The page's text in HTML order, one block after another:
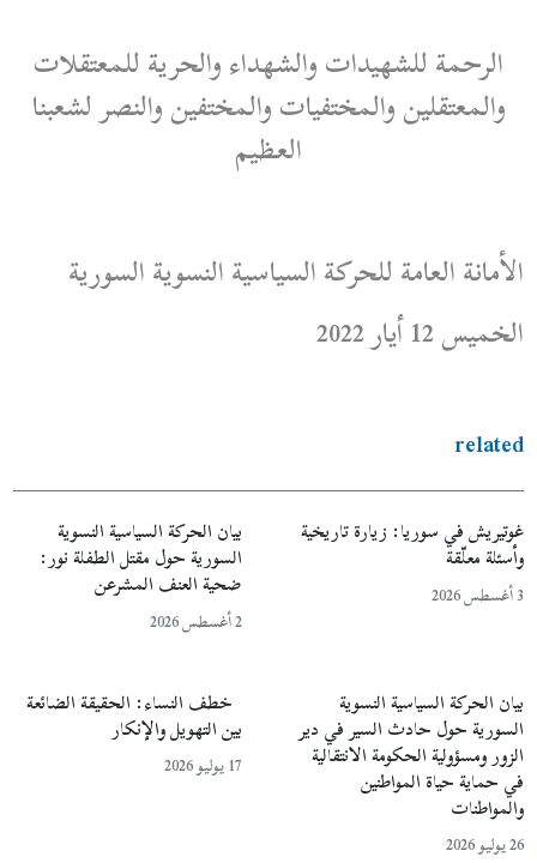
الرحمة للشهيدات والشهداء والحرية للمعتقلات
والمعتقلين والمختفيات والمختفين والنصر لشعبنا
العظيم
الأمانة العامة للحركة السياسية النسوية السورية
الخميس 12 أيار 2022
related
غوتيريش في سوريا: زيارة تاريخية
وأسئلة معلّقة
بيان الحركة السياسية النسوية
السورية حول مقتل الطفلة نور:
ضحية العنف المشرعن
بيان الحركة السياسية النسوية
السورية حول حادث السير في دير
الزور ومسؤولية الحكومة الانتقالية
في حماية حياة المواطنين
والمواطنات
26 يوليو 2026
خطف النساء: الحقيقة الضائعة
بين التهويل والإنكار
17 يوليو 2026